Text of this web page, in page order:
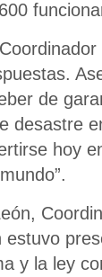
de
desastre
hoy
estuvo
y la ley